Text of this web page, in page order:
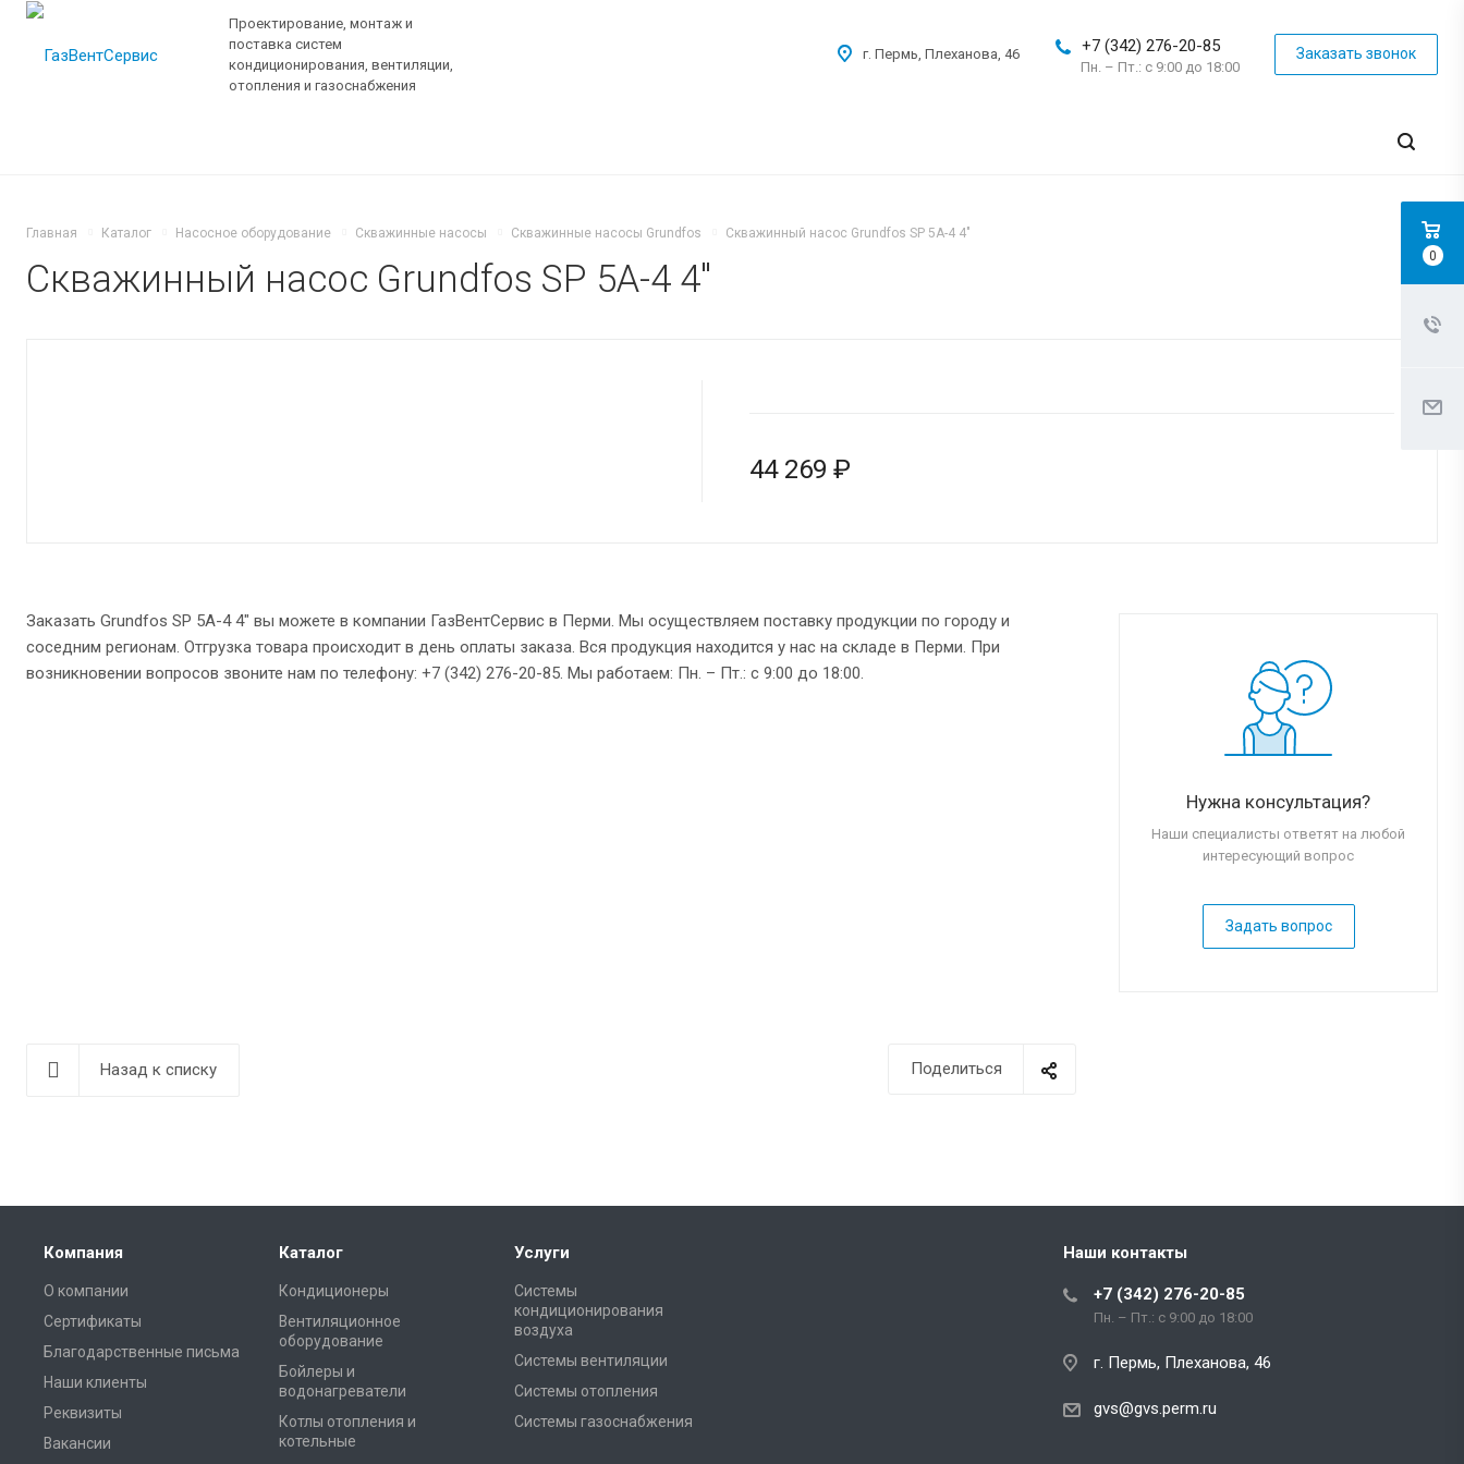
Проектирование, монтаж и
поставка систем
кондиционирования, вентиляции,
отопления и газоснабжения
+7 (342) 276-20-85
Пн. – Пт.: с 9:00 до 18:00
Заказать звонок
г. Пермь, Плеханова, 46
Главная Каталог Насосное оборудование Скважинные насосы Скважинные насосы Grundfos Скважинный насос Grundfos SP 5A-4 4″
Скважинный насос Grundfos SP 5A-4 4″
44 269 ₽
Заказать Grundfos SP 5A-4 4″ вы можете в компании ГазВентСервис в Перми. Мы осуществляем поставку продукции по городу и
соседним регионам. Отгрузка товара происходит в день оплаты заказа. Вся продукция находится у нас на складе в Перми. При
возникновении вопросов звоните нам по телефону: +7 (342) 276-20-85. Мы работаем: Пн. – Пт.: с 9:00 до 18:00.
Нужна консультация?
Наши специалисты ответят на любой
интересующий вопрос
Задать вопрос
Поделиться
Назад к списку
Компания
О компании
Сертификаты
Благодарственные письма
Наши клиенты
Реквизиты
Вакансии
Каталог
Кондиционеры
Вентиляционное
оборудование
Бойлеры и
водонагреватели
Котлы отопления и
котельные
Услуги
Системы
кондиционирования
воздуха
Системы вентиляции
Системы отопления
Системы газоснабжения
Наши контакты
+7 (342) 276-20-85
Пн. – Пт.: с 9:00 до 18:00
г. Пермь, Плеханова, 46
gvs@gvs.perm.ru
0